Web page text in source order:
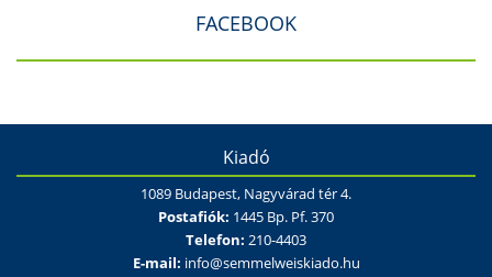
FACEBOOK
Kiadó
1089 Budapest, Nagyvárad tér 4.
Postafiók: 1445 Bp. Pf. 370
Telefon: 210-4403
E-mail: info@semmelweiskiado.hu